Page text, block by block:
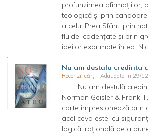
profunzimea afirmaţiilor,
teologică şi prin
a celui Prea Sfânt, prin
fluide, cadenţate şi prin
ideilor exprimate în ea.
Nu am destula credinta
Recenzii cărți | Adaugata in 29/
Nu am destulă
Norman Geisler & Frank
carte impresionează prin
acel ceva este, cu
logică, raţională de a